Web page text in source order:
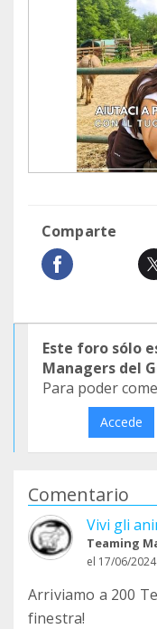
Comparte
Este foro sólo
Managers del
Para poder
Accede
Comentario
Vivi gli
Teaming
el 17/06/
Arriviamo a 200
finestra!